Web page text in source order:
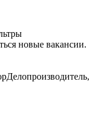
новые вакансии.
Делопроизводитель,